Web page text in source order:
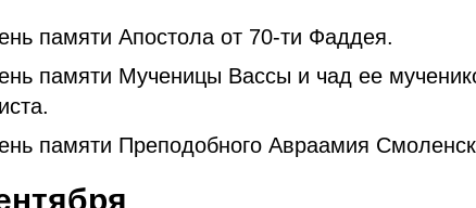
памяти Апостола от 70-ти Фаддея.
памяти Мученицы Вассы и чад ее
памяти Преподобного Авраамия